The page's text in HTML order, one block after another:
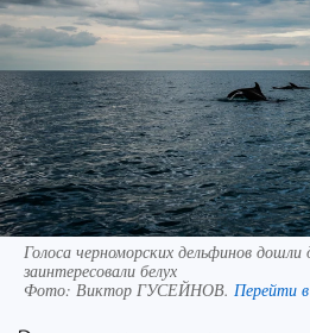
Голоса черноморских дельфинов
заинтересовали белух
Фото: Виктор ГУСЕЙНОВ. Перейти